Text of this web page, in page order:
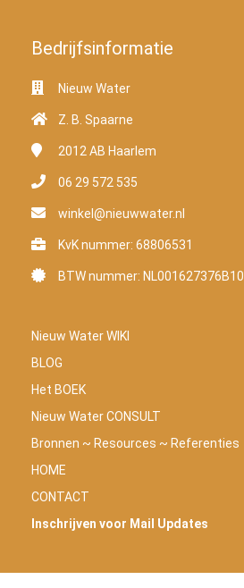
Bedrijfsinformatie
Nieuw Water
Z. B. Spaarne
2012 AB Haarlem
06 29 572 535
winkel@nieuwwater.nl
KvK nummer: 68806531
BTW nummer: NL001627376B10
Nieuw Water WIKI
BLOG
Het BOEK
Nieuw Water CONSULT
Bronnen ~ Resources ~ Referenties
HOME
CONTACT
Inschrijven voor Mail Updates